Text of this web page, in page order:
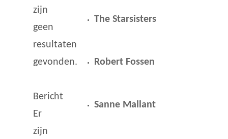
zijn
geen
resultaten
gevonden.
Bericht
Er
zijn
The Starsisters
Robert Fossen
Sanne Mallant